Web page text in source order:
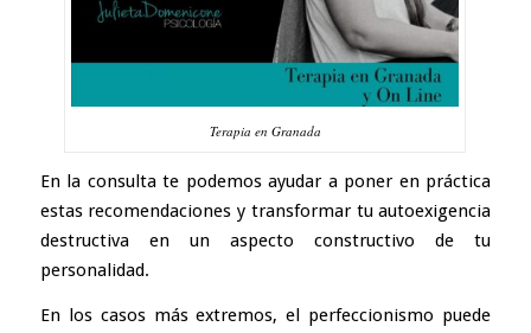
Terapia en Granada
En la consulta te podemos ayudar a poner en práctica
estas recomendaciones y transformar tu autoexigencia
destructiva en un aspecto constructivo de tu
personalidad.
En los casos más extremos, el perfeccionismo puede